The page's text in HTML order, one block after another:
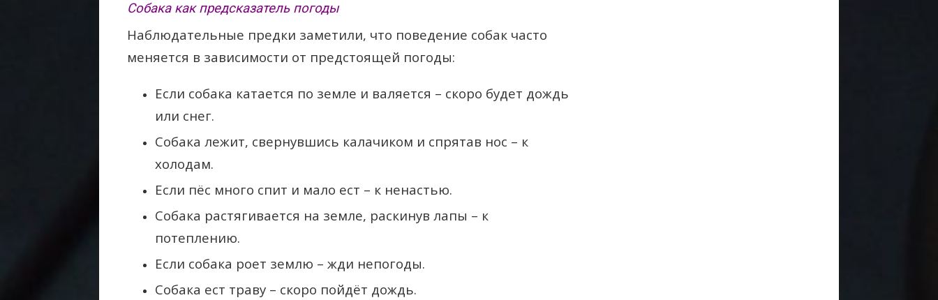
Собака как предсказатель погоды
Наблюдательные предки заметили, что поведение собак часто
меняется в зависимости от предстоящей погоды:
Если собака катается по земле и валяется – скоро будет дождь
или снег.
Собака лежит, свернувшись калачиком и спрятав нос – к
холодам.
Если пёс много спит и мало ест – к ненастью.
Собака растягивается на земле, раскинув лапы – к
потеплению.
Если собака роет землю – жди непогоды.
Собака ест траву – скоро пойдёт дождь.